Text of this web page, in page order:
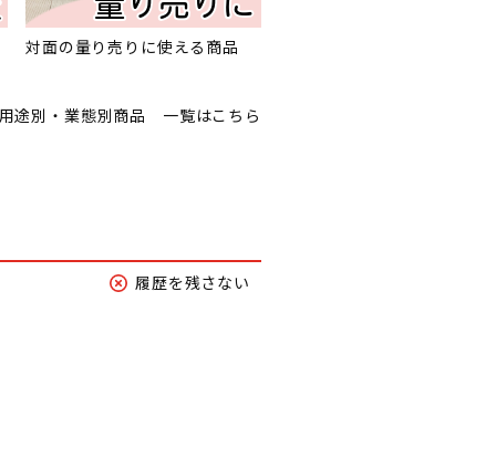
対面の量り売りに使える商品
途別・業態別商品 一覧はこちら
履歴を残さない